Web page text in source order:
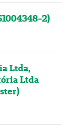
2)
Ltda,
Ltda